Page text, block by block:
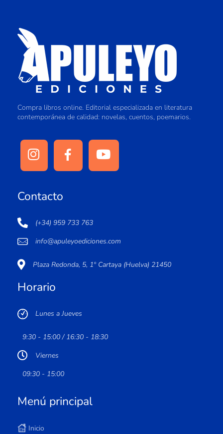
Compra libros online. Editorial especializada en literatura
contemporánea de calidad: novelas, cuentos, poemarios.
Contacto
(+34) 959 733 763
info@apuleyoediciones.com
Plaza Redonda, 5, 1º Cartaya (Huelva) 21450
Horario
Lunes a Jueves
9:30 - 15:00 / 16:30 - 18:30
Viernes
09:30 - 15:00
Menú principal
Inicio